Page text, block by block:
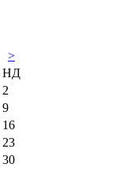
>
НД
2
9
16
23
30